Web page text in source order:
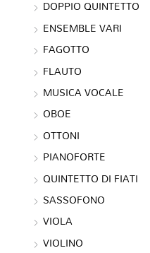
DOPPIO QUINTETTO
ENSEMBLE VARI
FAGOTTO
FLAUTO
MUSICA VOCALE
OBOE
OTTONI
PIANOFORTE
QUINTETTO DI FIATI
SASSOFONO
VIOLA
VIOLINO